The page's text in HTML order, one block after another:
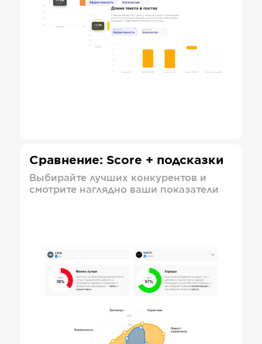
Сравнение: Score + подсказки
Выбирайте лучших конкурентов и
смотрите наглядно ваши показатели